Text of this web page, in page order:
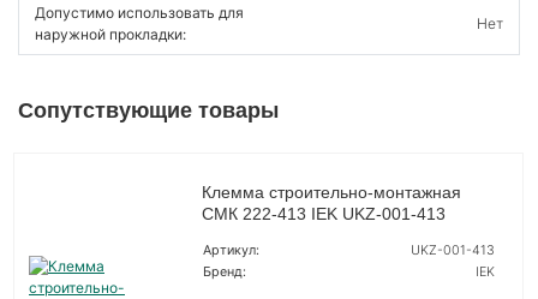
Допустимо использовать для
наружной прокладки:
Нет
Сопутствующие товары
Клемма строительно-монтажная
СМК 222-413 IEK UKZ-001-413
Артикул:
UKZ-001-413
Бренд:
IEK